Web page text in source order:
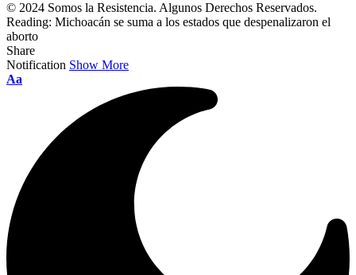
© 2024 Somos la Resistencia. Algunos Derechos Reservados.
Reading: Michoacán se suma a los estados que despenalizaron el
aborto
Share
Notification Show More
Font
Aa